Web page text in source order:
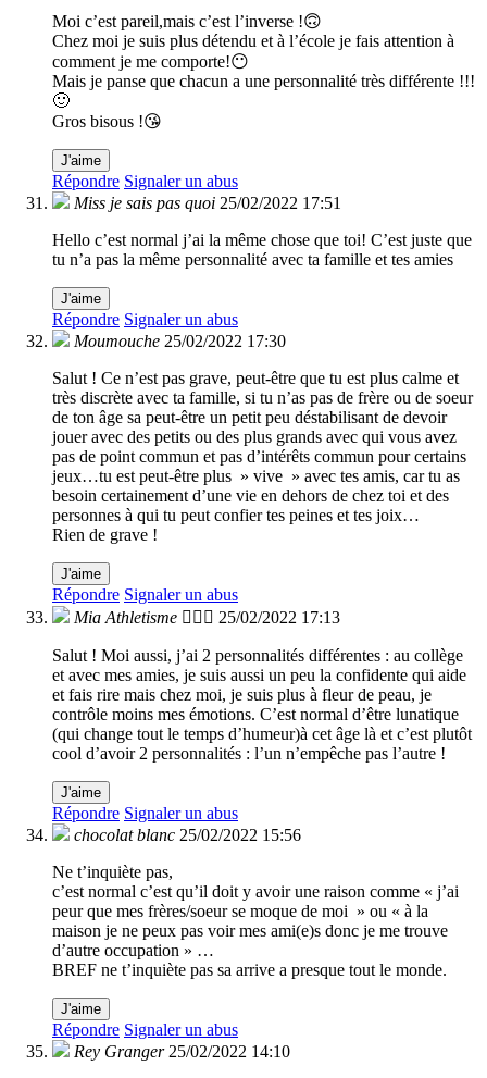
Moi c’est pareil,mais c’est l’inverse !🙃
Chez moi je suis plus détendu et à l’école je fais attention à
comment je me comporte!😶
Mais je panse que chacun a une personnalité très différente !!!
🙂
Gros bisous !😘
J'aime
Répondre Signaler un abus
Miss je sais pas quoi 25/02/2022 17:51
Hello c’est normal j’ai la même chose que toi! C’est juste que
tu n’a pas la même personnalité avec ta famille et tes amies
J'aime
Répondre Signaler un abus
Moumouche 25/02/2022 17:30
Salut ! Ce n’est pas grave, peut-être que tu est plus calme et
très discrète avec ta famille, si tu n’as pas de frère ou de soeur
de ton âge sa peut-être un petit peu déstabilisant de devoir
jouer avec des petits ou des plus grands avec qui vous avez
pas de point commun et pas d’intérêts commun pour certains
jeux…tu est peut-être plus » vive » avec tes amis, car tu as
besoin certainement d’une vie en dehors de chez toi et des
personnes à qui tu peut confier tes peines et tes joix…
Rien de grave !
J'aime
Répondre Signaler un abus
Mia Athletisme 🏃🏼‍♀️ 25/02/2022 17:13
Salut ! Moi aussi, j’ai 2 personnalités différentes : au collège
et avec mes amies, je suis aussi un peu la confidente qui aide
et fais rire mais chez moi, je suis plus à fleur de peau, je
contrôle moins mes émotions. C’est normal d’être lunatique
(qui change tout le temps d’humeur)à cet âge là et c’est plutôt
cool d’avoir 2 personnalités : l’un n’empêche pas l’autre !
J'aime
Répondre Signaler un abus
chocolat blanc 25/02/2022 15:56
Ne t’inquiète pas,
c’est normal c’est qu’il doit y avoir une raison comme « j’ai
peur que mes frères/soeur se moque de moi » ou « à la
maison je ne peux pas voir mes ami(e)s donc je me trouve
d’autre occupation » …
BREF ne t’inquiète pas sa arrive a presque tout le monde.
J'aime
Répondre Signaler un abus
Rey Granger 25/02/2022 14:10